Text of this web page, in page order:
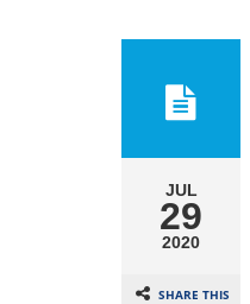
JUL
29
2020
SHARE THIS